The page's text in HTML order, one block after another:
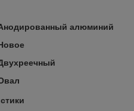
алюминий